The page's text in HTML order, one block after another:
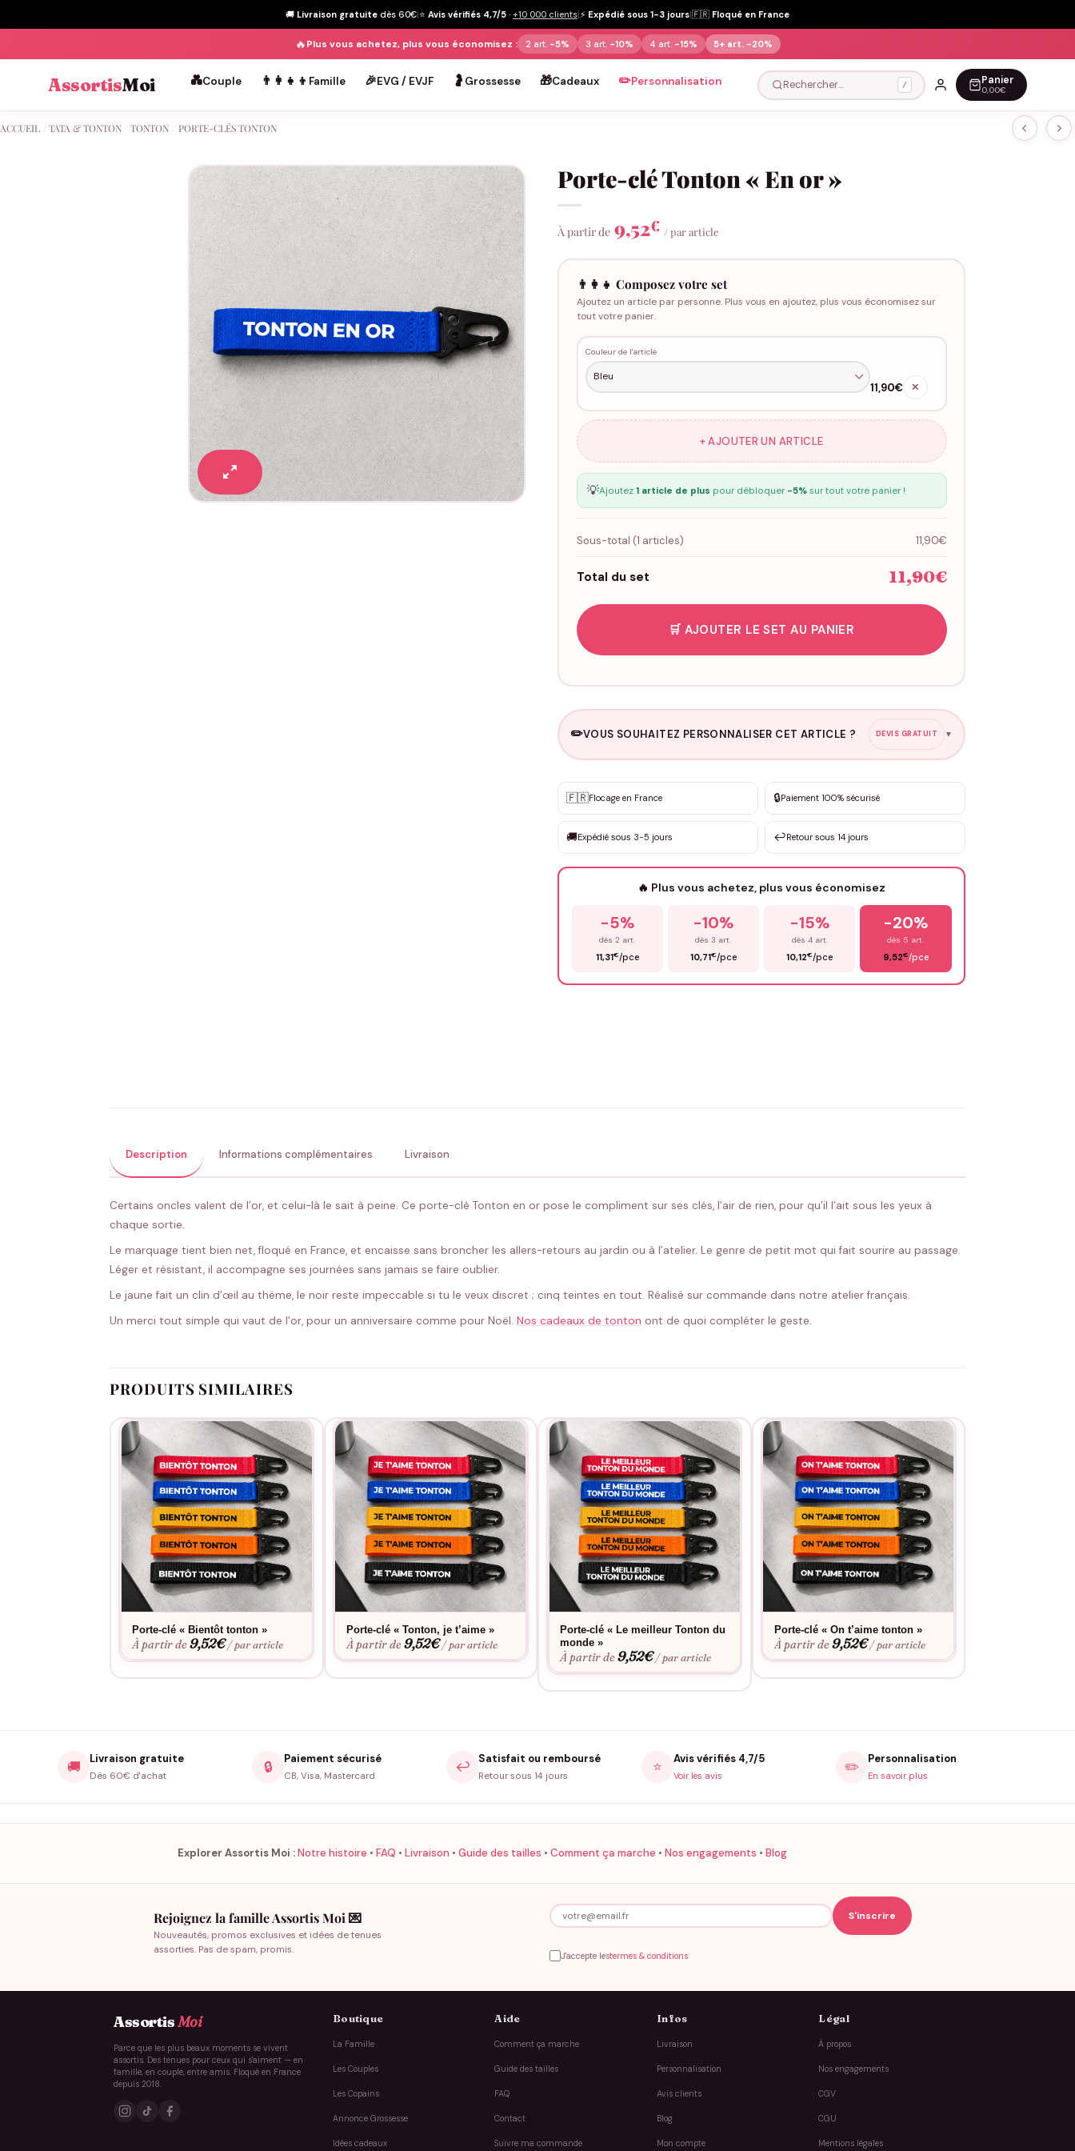
🚚 Livraison gratuite dès 60€|⭐ Avis vérifiés 4,7/5 · +10 000 clients|⚡ Expédié sous 1-3 jours|🇫🇷 Floqué en France
🔥Plus vous achetez, plus vous économisez : 2 art. -5% 3 art. -10% 4 art. -15% 5+ art. -20%
AssortisMoi 💑Couple 👨‍👩‍👧‍👦 Famille 🎉EVG / EVJF 🤰 Grossesse 🎁Cadeaux ✏️Personnalisation Rechercher… / Panier
0,00€
ACCUEIL TATA & TONTON TONTON PORTE-CLÉS TONTON
Porte-clé Tonton « En or »
À partir de 9,52€ / par article
👨‍👩‍👧 Composez votre set
Ajoutez un article par personne. Plus vous en ajoutez, plus vous économisez sur
tout votre panier.
Couleur de l'article
11,90€ ✕
+ AJOUTER UN ARTICLE
💡Ajoutez 1 article de plus pour débloquer -5%sur tout votre panier !
Sous-total (1 articles) 11,90€
Total du set 11,90€
🛒 AJOUTER LE SET AU PANIER
✏️VOUS SOUHAITEZ PERSONNALISER CET ARTICLE ? DEVIS GRATUIT ▼
✨ Personnalisation sur mesure
DEVIS GRATUIT · Personnalisation de 3 à 10€ selon la demande
Que souhaitez-vous ?
🇫🇷Flocage en France 🔒Paiement 100% sécurisé
🚚Expédié sous 3-5 jours ↩️Retour sous 14 jours
🔥 Plus vous achetez, plus vous économisez
-5%
dès 2 art.
11,31€/pce
-10%
dès 3 art.
10,71€/pce
-15%
dès 4 art.
10,12€/pce
-20%
dès 5 art.
9,52€/pce
Description Informations complémentaires Livraison
Certains oncles valent de l’or, et celui-là le sait à peine. Ce porte-clé Tonton en or pose le compliment sur ses clés, l’air de rien, pour qu’il l’ait sous les yeux à
chaque sortie.
Le marquage tient bien net, floqué en France, et encaisse sans broncher les allers-retours au jardin ou à l’atelier. Le genre de petit mot qui fait sourire au passage.
Léger et résistant, il accompagne ses journées sans jamais se faire oublier.
Le jaune fait un clin d’œil au thème, le noir reste impeccable si tu le veux discret ; cinq teintes en tout. Réalisé sur commande dans notre atelier français.
Un merci tout simple qui vaut de l’or, pour un anniversaire comme pour Noël. Nos cadeaux de tonton ont de quoi compléter le geste.
PRODUITS SIMILAIRES
Porte-clé « Bientôt tonton »
À partir de9,52€ / par article
Porte-clé « Tonton, je t’aime »
À partir de9,52€ / par article
Porte-clé « Le meilleur Tonton du
monde »
À partir de9,52€ / par article
Porte-clé « On t’aime tonton »
À partir de9,52€ / par article
🚚 Livraison gratuite
Dès 60€ d'achat
🔒 Paiement sécurisé
CB, Visa, Mastercard
↩️ Satisfait ou remboursé
Retour sous 14 jours
⭐ Avis vérifiés 4,7/5
Voir les avis ✏️ Personnalisation
En savoir plus
Explorer Assortis Moi :Notre histoire • FAQ • Livraison • Guide des tailles • Comment ça marche • Nos engagements • Blog
Rejoignez la famille Assortis Moi 💌
Nouveautés, promos exclusives et idées de tenues
assorties. Pas de spam, promis.
J'accepte lestermes & conditions
AssortisMoi
Parce que les plus beaux moments se vivent
assortis. Des tenues pour ceux qui s'aiment — en
famille, en couple, entre amis. Floqué en France
depuis 2018.
Boutique
La Famille
Les Couples
Les Copains
Annonce Grossesse
Idées cadeaux
Aide
Comment ça marche
Guide des tailles
FAQ
Contact
Suivre ma commande
Infos
Livraison
Personnalisation
Avis clients
Blog
Mon compte
Légal
À propos
Nos engagements
CGV
CGU
Mentions légales